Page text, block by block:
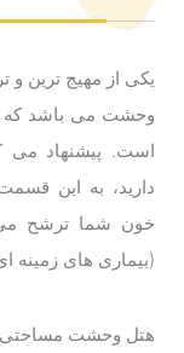
وحشت می باشد که
است. پیشنهاد می
دارید، به این
خون شما ترشح
(بیماری های زمینه